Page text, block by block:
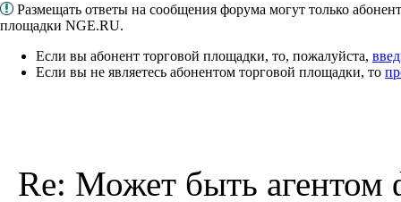
Размещать ответы на сообщения форума могут только
площадки NGE.RU.
Если вы абонент торговой площадки, то, пожалуйста,
Если вы не являетесь абонентом торговой площадки, то
Re: Может быть агентом